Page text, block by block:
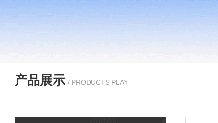
产品展示 / PRODUCTS PLAY